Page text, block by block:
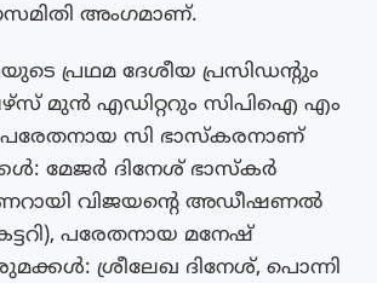
അംഗമാണ്.
ദേശീയ പ്രസിഡന്റും
മുൻ എഡിറ്ററും സിപിഐ എം
സി ഭാസ്‌കരനാണ്‌
മേജർ ദിനേശ് ഭാസ്‌കർ
വിജയന്റെ അഡീഷണൽ
പരേതനായ മനേഷ്
ശ്രീലേഖ ദിനേശ്, പൊന്നി